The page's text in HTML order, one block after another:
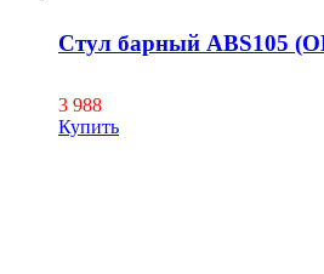
Стул барный ABS105
3 988
Купить